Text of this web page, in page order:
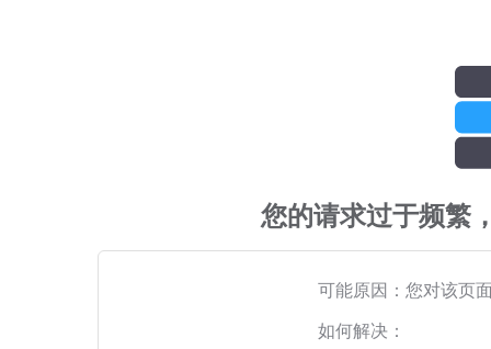
您的请求过于频繁
可能原因：您对该页
如何解决：